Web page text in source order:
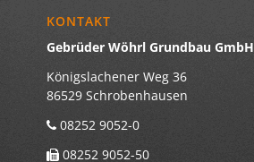
KONTAKT
Gebrüder Wöhrl Grundbau GmbH
Königslachener Weg 36
86529 Schrobenhausen
08252 9052-0
08252 9052-50